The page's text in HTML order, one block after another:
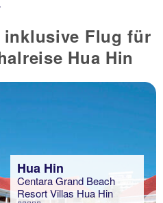
inklusive Flug für
Hua Hin
Hua Hin
Centara Grand Beach
Resort Villas Hua Hin